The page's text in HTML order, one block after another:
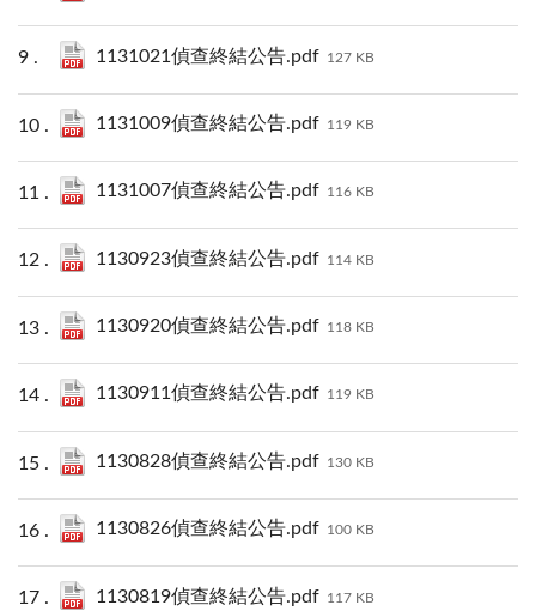
1131021偵查終結公告.pdf 127 KB
1131009偵查終結公告.pdf 119 KB
1131007偵查終結公告.pdf 116 KB
1130923偵查終結公告.pdf 114 KB
1130920偵查終結公告.pdf 118 KB
1130911偵查終結公告.pdf 119 KB
1130828偵查終結公告.pdf 130 KB
1130826偵查終結公告.pdf 100 KB
1130819偵查終結公告.pdf 117 KB